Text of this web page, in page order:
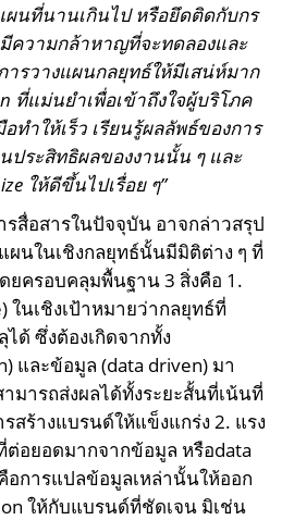
ผนที่นานเกินไป หรือยึดติดกับกร
ความกล้าหาญที่จะทดลองและ
ารวางแผนกลยุทธ์ให้มีเสน่ห์มาก
ที่แม่นยำเพื่อเข้าถึงใจผู้บริโภค
ทำให้เร็ว เรียนรู้ผลลัพธ์ของการ
ประสิทธิผลของงานนั้น ๆ และ
ให้ดีขึ้นไปเรื่อย ๆ”
สื่อสารในปัจจุบัน อาจกล่าวสรุป
นในเชิงกลยุทธ์นั้นมีมิติต่าง ๆ ที่
ครอบคลุมพื้นฐาน 3 สิ่งคือ 1.
ในเชิงเป้าหมายว่ากลยุทธ์ที่
ด้ ซึ่งต้องเกิดจากทั้ง
และข้อมูล (data driven) มา
มารถส่งผลได้ทั้งระยะสั้นที่เน้นที่
สร้างแบรนด์ให้แข็งแกร่ง 2. แรง
ต่อยอดมากจากข้อมูล หรือdata
การแปลข้อมูลเหล่านั้นให้ออก
ให้กับแบรนด์ที่ชัดเจน มิเช่น